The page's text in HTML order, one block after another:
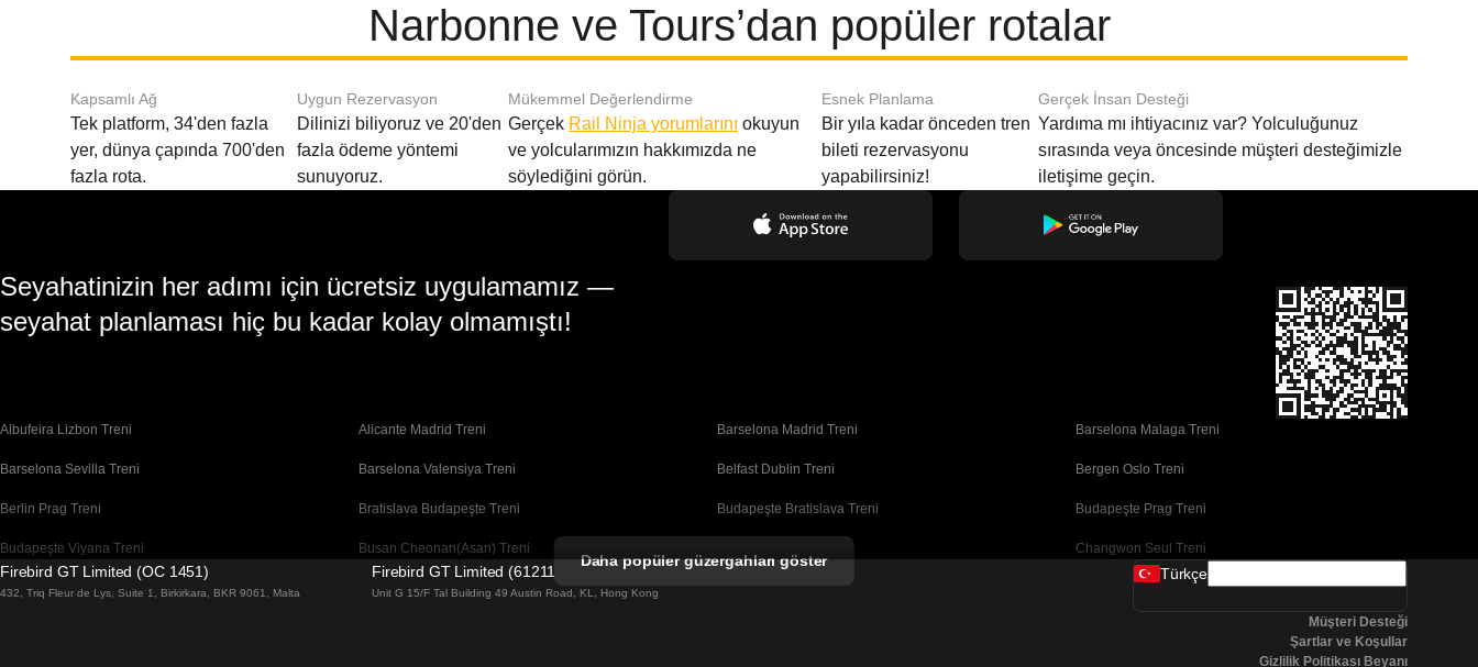
Narbonne ve Tours’dan popüler rotalar
Kapsamlı Ağ
Tek platform, 34'den fazla
yer, dünya çapında 700'den
fazla rota.
Uygun Rezervasyon
Dilinizi biliyoruz ve 20'den
fazla ödeme yöntemi
sunuyoruz.
Mükemmel Değerlendirme
Gerçek Rail Ninja yorumlarını okuyun
ve yolcularımızın hakkımızda ne
söylediğini görün.
Esnek Planlama
Bir yıla kadar önceden tren
bileti rezervasyonu
yapabilirsiniz!
Gerçek İnsan Desteği
Yardıma mı ihtiyacınız var? Yolculuğunuz
sırasında veya öncesinde müşteri desteğimizle
iletişime geçin.
Seyahatinizin her adımı için ücretsiz uygulamamız —
seyahat planlaması hiç bu kadar kolay olmamıştı!
Albufeira Lizbon Treni Alicante Madrid Treni Barselona Madrid Treni Barselona Malaga Treni
Barselona Sevilla Treni Barselona Valensiya Treni Belfast Dublin Treni Bergen Oslo Treni
Berlin Prag Treni Bratislava Budapeşte Treni Budapeşte Bratislava Treni Budapeşte Prag Treni
Budapeşte Viyana Treni Busan Cheonan(Asan) Treni Changwon Seul Treni
Cheonan(Asan) Busan Treni Coimbra Lizbon Treni
Daha popüler güzergahları göster
Firebird GT Limited (OC 1451)
432, Triq Fleur de Lys, Suite 1, Birkirkara, BKR 9061, Malta
Firebird GT Limited (61211989)
Unit G 15/F Tal Building 49 Austin Road, KL, Hong Kong
Türkçe
Müşteri Desteği
Şartlar ve Koşullar
Gizlilik Politikası Beyanı